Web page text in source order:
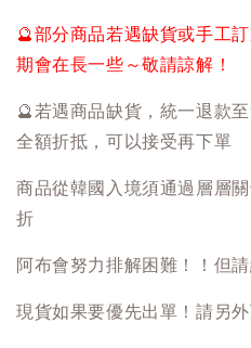
🔮部分商品若遇缺貨或手工
期會在長一些～敬請諒解！
🔮 若遇商品缺貨，統一退款
全額折抵，可以接受再下單
商品從韓國入境須通過層層
折
阿布會努力排解困難！！但
現貨如果要優先出單！請另外